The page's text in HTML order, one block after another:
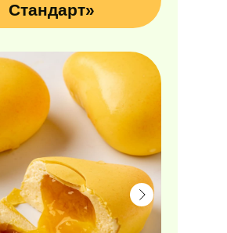
Стандарт»